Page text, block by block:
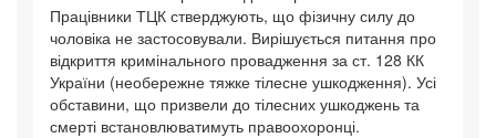
Працівники ТЦК стверджують, що фізичну силу до
чоловіка не застосовували. Вирішується питання про
відкриття кримінального провадження за ст. 128 КК
України (необережне тяжке тілесне ушкодження). Усі
обставини, що призвели до тілесних ушкоджень та
смерті встановлюватимуть правоохоронці.